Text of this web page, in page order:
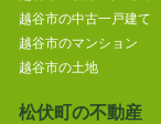
越谷市の中古一戸建て
越谷市のマンション
越谷市の土地
松伏町の不動産